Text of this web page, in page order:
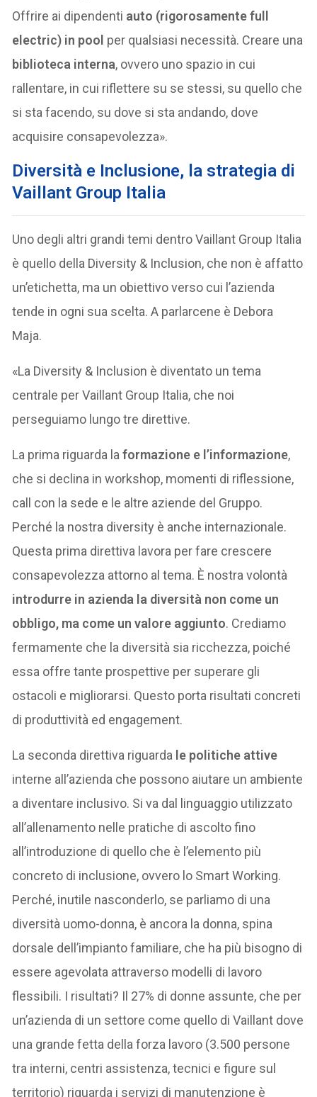
Offrire ai dipendenti auto (rigorosamente full
electric) in pool per qualsiasi necessità. Creare una
biblioteca interna, ovvero uno spazio in cui
rallentare, in cui riflettere su se stessi, su quello che
si sta facendo, su dove si sta andando, dove
acquisire consapevolezza».
Diversità e Inclusione, la strategia di
Vaillant Group Italia
Uno degli altri grandi temi dentro Vaillant Group Italia
è quello della Diversity & Inclusion, che non è affatto
un’etichetta, ma un obiettivo verso cui l’azienda
tende in ogni sua scelta. A parlarcene è Debora
Maja.
«La Diversity & Inclusion è diventato un tema
centrale per Vaillant Group Italia, che noi
perseguiamo lungo tre direttive.
La prima riguarda laformazione e l’informazione,
che si declina in workshop, momenti di riflessione,
call con la sede e le altre aziende del Gruppo.
Perché la nostra diversity è anche internazionale.
Questa prima direttiva lavora per fare crescere
consapevolezza attorno al tema. È nostra volontà
introdurre in azienda la diversità non come un
obbligo, ma come un valore aggiunto. Crediamo
fermamente che la diversità sia ricchezza, poiché
essa offre tante prospettive per superare gli
ostacoli e migliorarsi. Questo porta risultati concreti
di produttività ed engagement.
La seconda direttiva riguarda le politiche attive
interne all’azienda che possono aiutare un ambiente
a diventare inclusivo. Si va dal linguaggio utilizzato
all’allenamento nelle pratiche di ascolto fino
all’introduzione di quello che è l’elemento più
concreto di inclusione, ovvero lo Smart Working.
Perché, inutile nasconderlo, se parliamo di una
diversità uomo-donna, è ancora la donna, spina
dorsale dell’impianto familiare, che ha più bisogno di
essere agevolata attraverso modelli di lavoro
flessibili. I risultati? Il 27% di donne assunte, che per
un’azienda di un settore come quello di Vaillant dove
una grande fetta della forza lavoro (3.500 persone
tra interni, centri assistenza, tecnici e figure sul
territorio) riguarda i servizi di manutenzione è